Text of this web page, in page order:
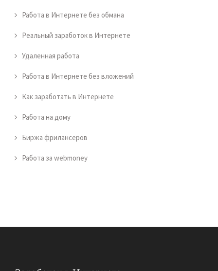
Работа в Интернете без обмана
Реальный заработок в Интернете
Удаленная работа
Работа в Интернете без вложений
Как заработать в Интернете
Работа на дому
Биржа фрилансеров
Работа за webmoney